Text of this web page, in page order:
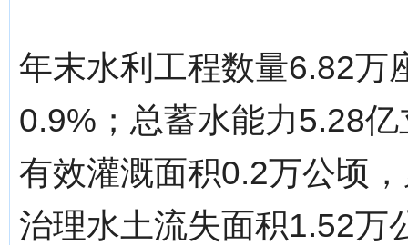
年末水利工程数量6.82万
0.9%；总蓄水能力5.28
有效灌溉面积0.2万公顷
治理水土流失面积1.52万